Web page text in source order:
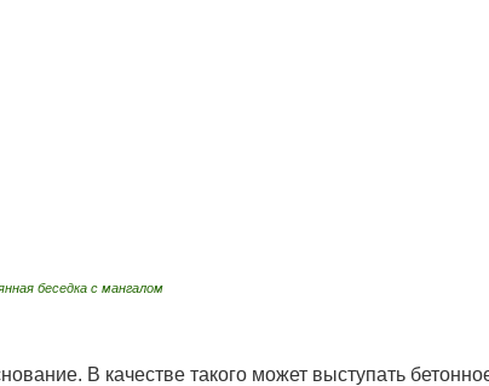
беседка с мангалом
В качестве такого может выступать